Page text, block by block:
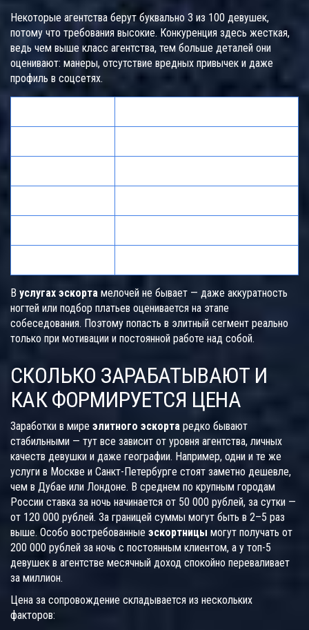
Некоторые агентства берут буквально 3 из 100 девушек,
потому что требования высокие. Конкуренция здесь жесткая,
ведь чем выше класс агентства, тем больше деталей они
оценивают: манеры, отсутствие вредных привычек и даже
профиль в соцсетях.
В услугах эскорта мелочей не бывает — даже аккуратность
ногтей или подбор платьев оценивается на этапе
собеседования. Поэтому попасть в элитный сегмент реально
только при мотивации и постоянной работе над собой.
СКОЛЬКО ЗАРАБАТЫВАЮТ И
КАК ФОРМИРУЕТСЯ ЦЕНА
Заработки в мире элитного эскорта редко бывают
стабильными — тут все зависит от уровня агентства, личных
качеств девушки и даже географии. Например, одни и те же
услуги в Москве и Санкт-Петербурге стоят заметно дешевле,
чем в Дубае или Лондоне. В среднем по крупным городам
России ставка за ночь начинается от 50 000 рублей, за сутки —
от 120 000 рублей. За границей суммы могут быть в 2–5 раз
выше. Особо востребованные эскортницы могут получать от
200 000 рублей за ночь с постоянным клиентом, а у топ-5
девушек в агентстве месячный доход спокойно переваливает
за миллион.
Цена за сопровождение складывается из нескольких
факторов: